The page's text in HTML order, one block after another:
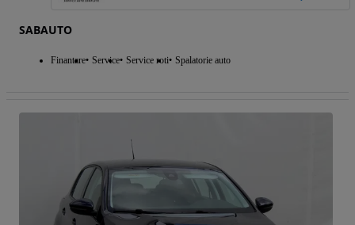
SABAUTO
Finantare Service Service roti Spalatorie auto